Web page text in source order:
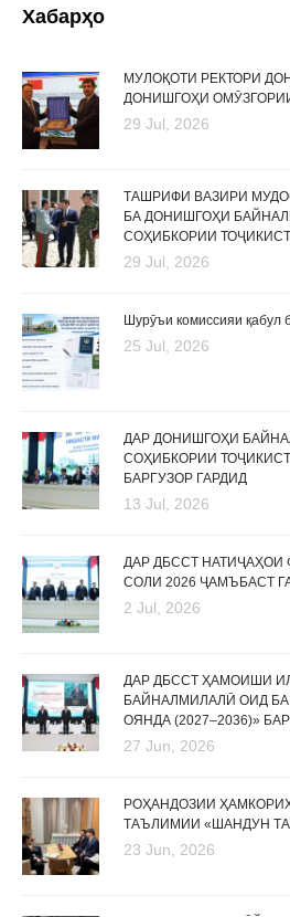
Хабарҳо
МУЛОҚОТИ РЕКТОРИ
ДОНИШГОҲИ
29 Jul, 2026
ТАШРИФИ ВАЗИРИ
БА ДОНИШГОҲИ
СОҲИБКОРИИ
29 Jul, 2026
Шурӯъи комиссияи қабул
25 Jul, 2026
ДАР ДОНИШГОҲИ
СОҲИБКОРИИ
БАРГУЗОР ГАРДИД
13 Jul, 2026
ДАР ДБССТ
СОЛИ 2026 ҶАМЪБАСТ
2 Jul, 2026
ДАР ДБССТ ҲАМОИШИ
БАЙНАЛМИЛАЛӢ ОИД
ОЯНДА (2027–2036)»
27 Jun, 2026
РОҲАНДОЗИИ
ТАЪЛИМИИ «ШАНДУН
23 Jun, 2026